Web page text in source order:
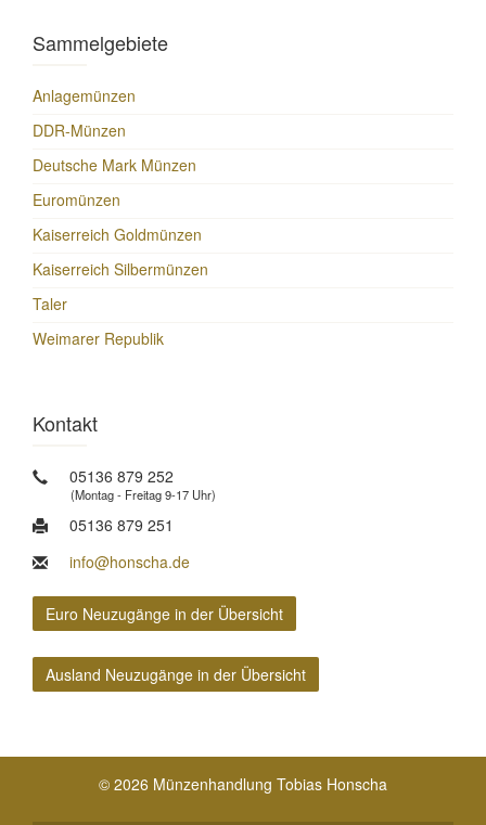
Sammelgebiete
Anlagemünzen
DDR-Münzen
Deutsche Mark Münzen
Euromünzen
Kaiserreich Goldmünzen
Kaiserreich Silbermünzen
Taler
Weimarer Republik
Kontakt
05136 879 252
(Montag - Freitag 9-17 Uhr)
05136 879 251
info@honscha.de
Euro Neuzugänge in der Übersicht
Ausland Neuzugänge in der Übersicht
© 2026 Münzenhandlung Tobias Honscha